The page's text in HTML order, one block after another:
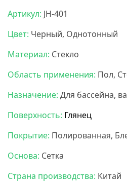
Артикул: JH-401
Цвет: Черный, Однотонный
Материал: Стекло
Область применения: Пол,
Назначение: Для бассейна,
Поверхность: Глянец
Покрытие: Полированная,
Основа: Сетка
Страна производства: Китай